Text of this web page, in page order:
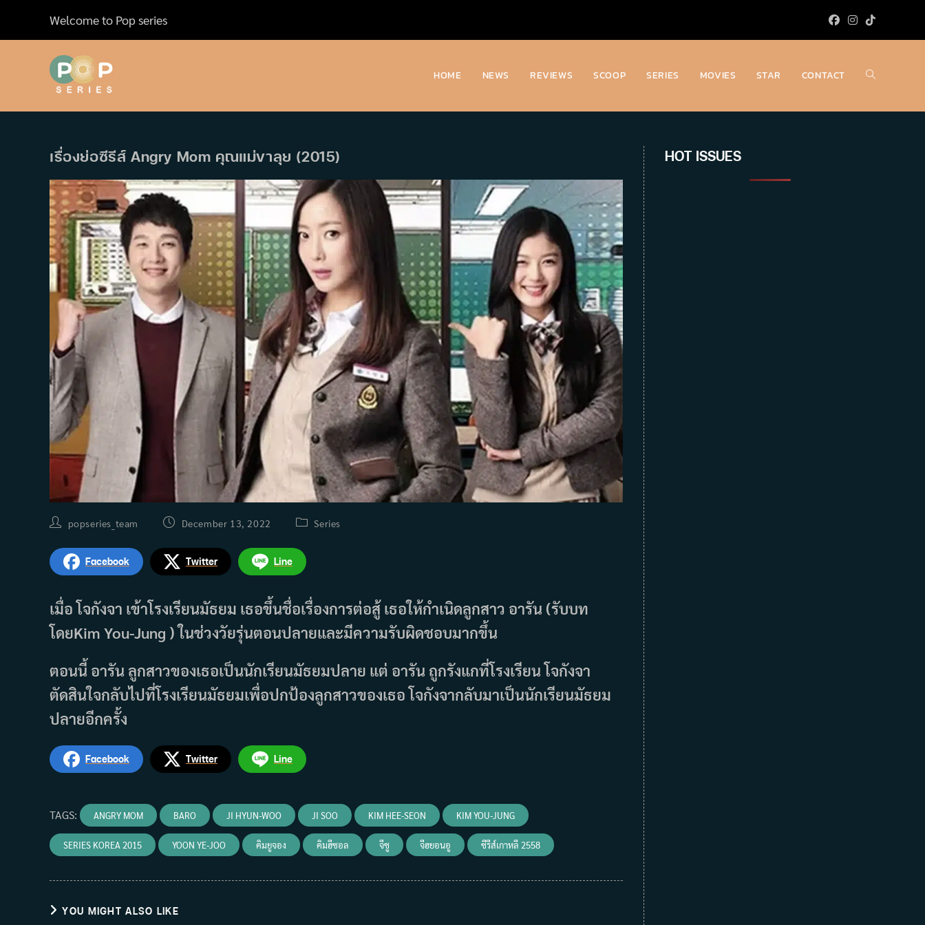
content
Welcome to Pop series
HOME NEWS REVIEWS SCOOP SERIES MOVIES STAR CONTACT Toggle
เรื่องย่อซีรีส์ Angry Mom คุณแม่ขาลุย (2015)
Postpopseries_team
PostDecember 13, 2022
PostSeries
Facebook Twitter Line
เมื่อ โจกังจา เข้าโรงเรียนมัธยม เธอขึ้นชื่อเรื่องการต่อสู้ เธอให้กำเนิดลูกสาว อารัน (รับบท
โดยKim You-Jung ) ในช่วงวัยรุ่นตอนปลายและมีความรับผิดชอบมากขึ้น
ตอนนี้ อารัน ลูกสาวของเธอเป็นนักเรียนมัธยมปลาย แต่ อารัน ถูกรังแกที่โรงเรียน โจกังจา
ตัดสินใจกลับไปที่โรงเรียนมัธยมเพื่อปกป้องลูกสาวของเธอ โจกังจากลับมาเป็นนักเรียนมัธยม
ปลายอีกครั้ง
Facebook Twitter Line
TAGS: ANGRY MOM BARO JI HYUN-WOO JI SOO KIM HEE-SEON KIM YOU-JUNG
SERIES KOREA 2015 YOON YE-JOO คิมยูจอง คิมฮีซอล จีซู จีฮยอนอู ซีรีส์เกาหลี 2558
YOU MIGHT ALSO LIKE
HOT ISSUES